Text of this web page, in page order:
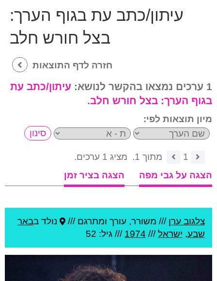
עיתון/כתב עת בגוף הערך:
בצל חורש חלב
חזרה לדף התוצאות
1 ערכים נמצאו בהקשר לנושא:
עיתון/כתב עת
בגוף הערך: בצל חורש חלב.
מיון תוצאות לפי:
1 מתוך 1.
מציג 1 ערכים.
הצגה על גבי מפה
הצגה בציר זמן
צלגוב ערן /// משורר, עורך ומתרגם /// נולד בבאר
שבע, ישראל///
1974 /// גיל: 52